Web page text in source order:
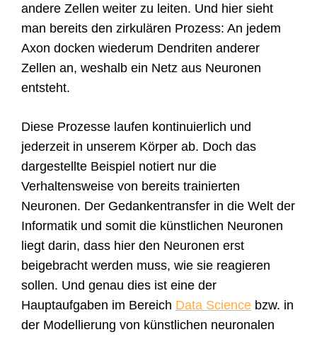
andere Zellen weiter zu leiten. Und hier sieht
man bereits den zirkulären Prozess: An jedem
Axon docken wiederum Dendriten anderer
Zellen an, weshalb ein Netz aus Neuronen
entsteht.
Diese Prozesse laufen kontinuierlich und
jederzeit in unserem Körper ab. Doch das
dargestellte Beispiel notiert nur die
Verhaltensweise von bereits trainierten
Neuronen. Der Gedankentransfer in die Welt der
Informatik und somit die künstlichen Neuronen
liegt darin, dass hier den Neuronen erst
beigebracht werden muss, wie sie reagieren
sollen. Und genau dies ist eine der
Hauptaufgaben im Bereich Data Science bzw. in
der Modellierung von künstlichen neuronalen